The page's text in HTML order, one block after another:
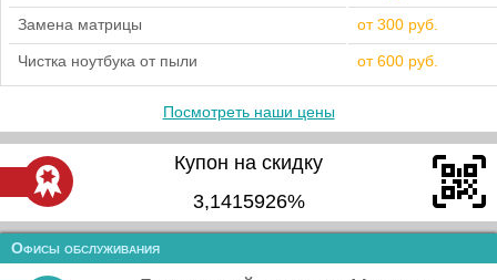
Замена матрицы от 300 руб.
Чистка ноутбука от пыли от 600 руб.
Посмотреть наши цены
Купон на скидку
3,1415926%
Офисы обслуживания